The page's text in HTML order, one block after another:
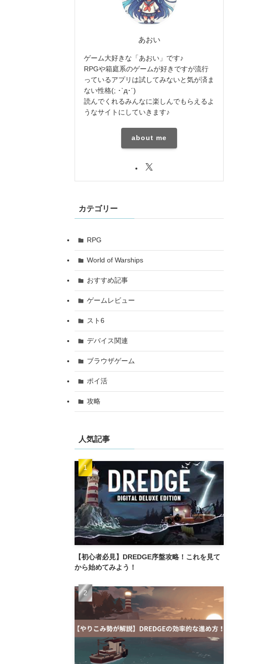
あおい
ゲーム大好きな「あおい」です♪
RPGや箱庭系のゲームが好きですが流行
っているアプリは試してみないと気が済ま
ない性格(; ･`д･´)
読んでくれるみんなに楽しんでもらえるよ
うなサイトにしていきます♪
about me
カテゴリー
RPG
World of Warships
おすすめ記事
ゲームレビュー
スト6
デバイス関連
ブラウザゲーム
ポイ活
攻略
人気記事
【初心者必見】DREDGE序盤攻略！これを見て
から始めてみよう！